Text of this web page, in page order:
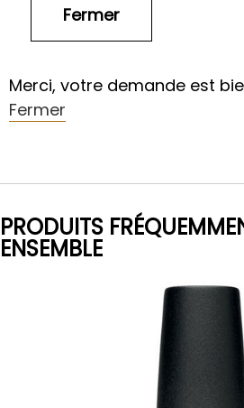
Merci, votre demande est
Fermer
PRODUITS
ENSEMBLE